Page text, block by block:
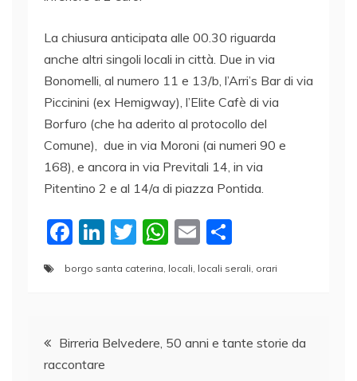
La chiusura anticipata alle 00.30 riguarda
anche altri singoli locali in città. Due in via
Bonomelli, al numero 11 e 13/b, l’Arri’s Bar di via
Piccinini (ex Hemigway), l’Elite Cafè di via
Borfuro (che ha aderito al protocollo del
Comune), due in via Moroni (ai numeri 90 e
168), e ancora in via Previtali 14, in via
Pitentino 2 e al 14/a di piazza Pontida.
F
c
b
o
Li
n
dI
T
w
W
h
A
E
m
vi
borgo santa caterina, locali, locali serali, orari
Navigazione
Birreria Belvedere, 50 anni e tante storie da
raccontare